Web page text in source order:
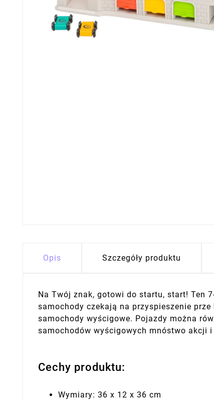
Opis Szczegóły produktu
Na Twój znak, gotowi do startu, start! Ten
samochody czekają na przyspieszenie
samochody wyścigowe. Pojazdy można
samochodów wyścigowych mnóstwo akcji i
Cechy produktu:
Wymiary: 36 x 12 x 36 cm